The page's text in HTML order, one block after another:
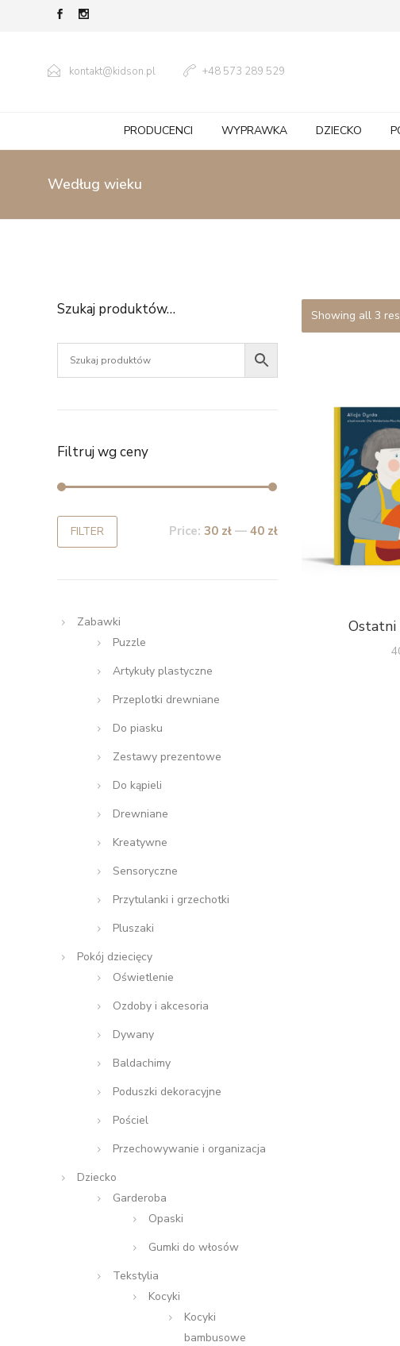
kontakt@kidson.pl +48 573 289 529
PRODUCENCI WYPRAWKA DZIECKO
Według wieku
Showing all 3
Ostatni
Szukaj produktów…
Filtruj wg ceny
FILTER Price: 30 zł— 40 zł
Zabawki
Puzzle
Artykuły plastyczne
Przeplotki drewniane
Do piasku
Zestawy prezentowe
Do kąpieli
Drewniane
Kreatywne
Sensoryczne
Przytulanki i grzechotki
Pluszaki
Pokój dziecięcy
Oświetlenie
Ozdoby i akcesoria
Dywany
Baldachimy
Poduszki dekoracyjne
Pościel
Przechowywanie i organizacja
Dziecko
Garderoba
Opaski
Gumki do włosów
Tekstylia
Kocyki
Kocyki
bambusowe